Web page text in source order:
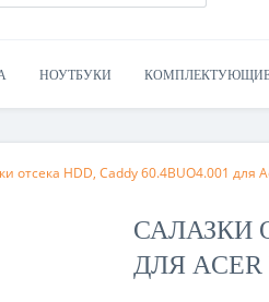
НОУТБУКИ
отсека HDD, Caddy 60.4BUO4.001 для
САЛАЗКИ
ДЛЯ ACER